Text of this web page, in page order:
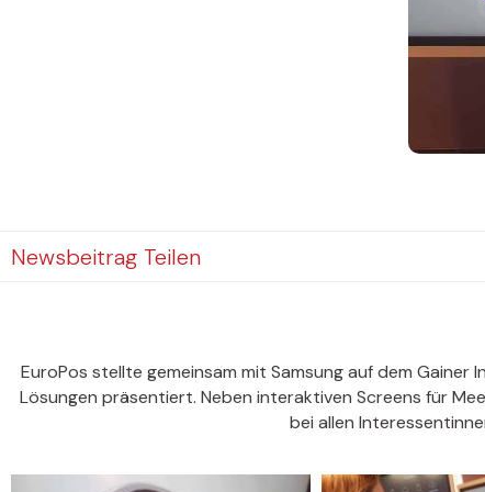
Newsbeitrag Teilen
EuroPos stellte gemeinsam mit Samsung auf dem
Lösungen präsentiert. Neben interaktiven Screens für
bei allen